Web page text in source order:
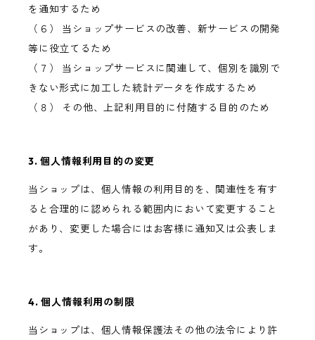
を通知するため
（６） 当ショップサービスの改善、新サービスの開発
等に役立てるため
（７） 当ショップサービスに関連して、個別を識別で
きない形式に加工した統計データを作成するため
（８） その他、上記利用目的に付随する目的のため
3. 個人情報利用目的の変更
当ショップは、個人情報の利用目的を、関連性を有す
ると合理的に認められる範囲内において変更すること
があり、変更した場合にはお客様に通知又は公表しま
す。
4. 個人情報利用の制限
当ショップは、個人情報保護法その他の法令により許